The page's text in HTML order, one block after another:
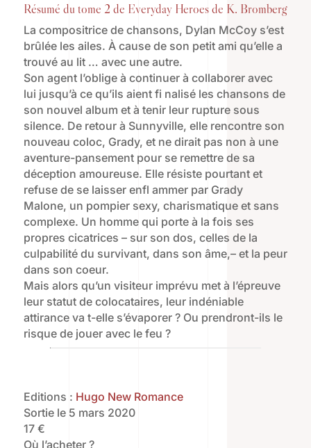
Résumé du tome 2 de Everyday Heroes de K. Bromberg
La compositrice de chansons, Dylan McCoy s’est
brûlée les ailes. À cause de son petit ami qu’elle a
trouvé au lit … avec une autre.
Son agent l’oblige à continuer à collaborer avec
lui jusqu’à ce qu’ils aient fi nalisé les chansons de
son nouvel album et à tenir leur rupture sous
silence. De retour à Sunnyville, elle rencontre son
nouveau coloc, Grady, et ne dirait pas non à une
aventure-pansement pour se remettre de sa
déception amoureuse. Elle résiste pourtant et
refuse de se laisser enfl ammer par Grady
Malone, un pompier sexy, charismatique et sans
complexe. Un homme qui porte à la fois ses
propres cicatrices – sur son dos, celles de la
culpabilité du survivant, dans son âme,– et la peur
dans son coeur.
Mais alors qu’un visiteur imprévu met à l’épreuve
leur statut de colocataires, leur indéniable
attirance va t-elle s’évaporer ? Ou prendront-ils le
risque de jouer avec le feu ?
Editions : Hugo New Romance
Sortie le 5 mars 2020
17 €
Où l’acheter ?